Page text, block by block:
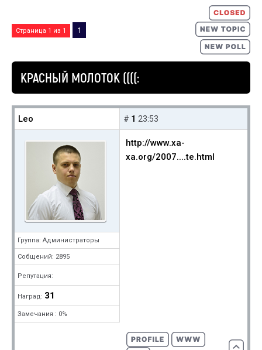
Страница 1 из 1 1
КРАСНЫЙ МОЛОТОК ((((:
Leo
Группа: Администраторы
Собщений: 2895
Репутация:
Наград: 31
Замечания : 0%
# 1 23:53
http://www.xa-
xa.org/2007....te.html